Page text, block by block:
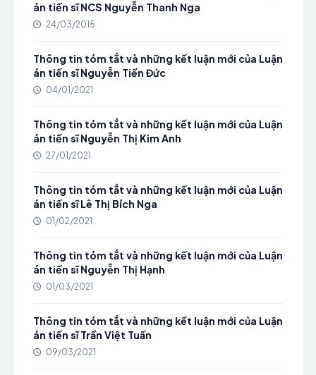
án tiến sĩ NCS Nguyễn Thanh Nga
24/03/2015
Thông tin tóm tắt và những kết luận mới của Luận
án tiến sĩ Nguyễn Tiến Đức
04/01/2021
Thông tin tóm tắt và những kết luận mới của Luận
án tiến sĩ Nguyễn Thị Kim Anh
27/01/2021
Thông tin tóm tắt và những kết luận mới của Luận
án tiến sĩ Lê Thị Bích Nga
01/02/2021
Thông tin tóm tắt và những kết luận mới của Luận
án tiến sĩ Nguyễn Thị Hạnh
01/03/2021
Thông tin tóm tắt và những kết luận mới của Luận
án tiến sĩ Trần Việt Tuấn
09/03/2021